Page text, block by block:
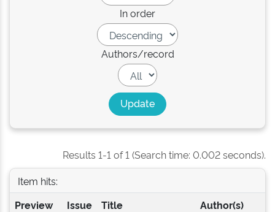
In order
Authors/record
Results 1-1 of 1 (Search time: 0.002 seconds).
Item hits:
Preview
Issue
Title Author(s)